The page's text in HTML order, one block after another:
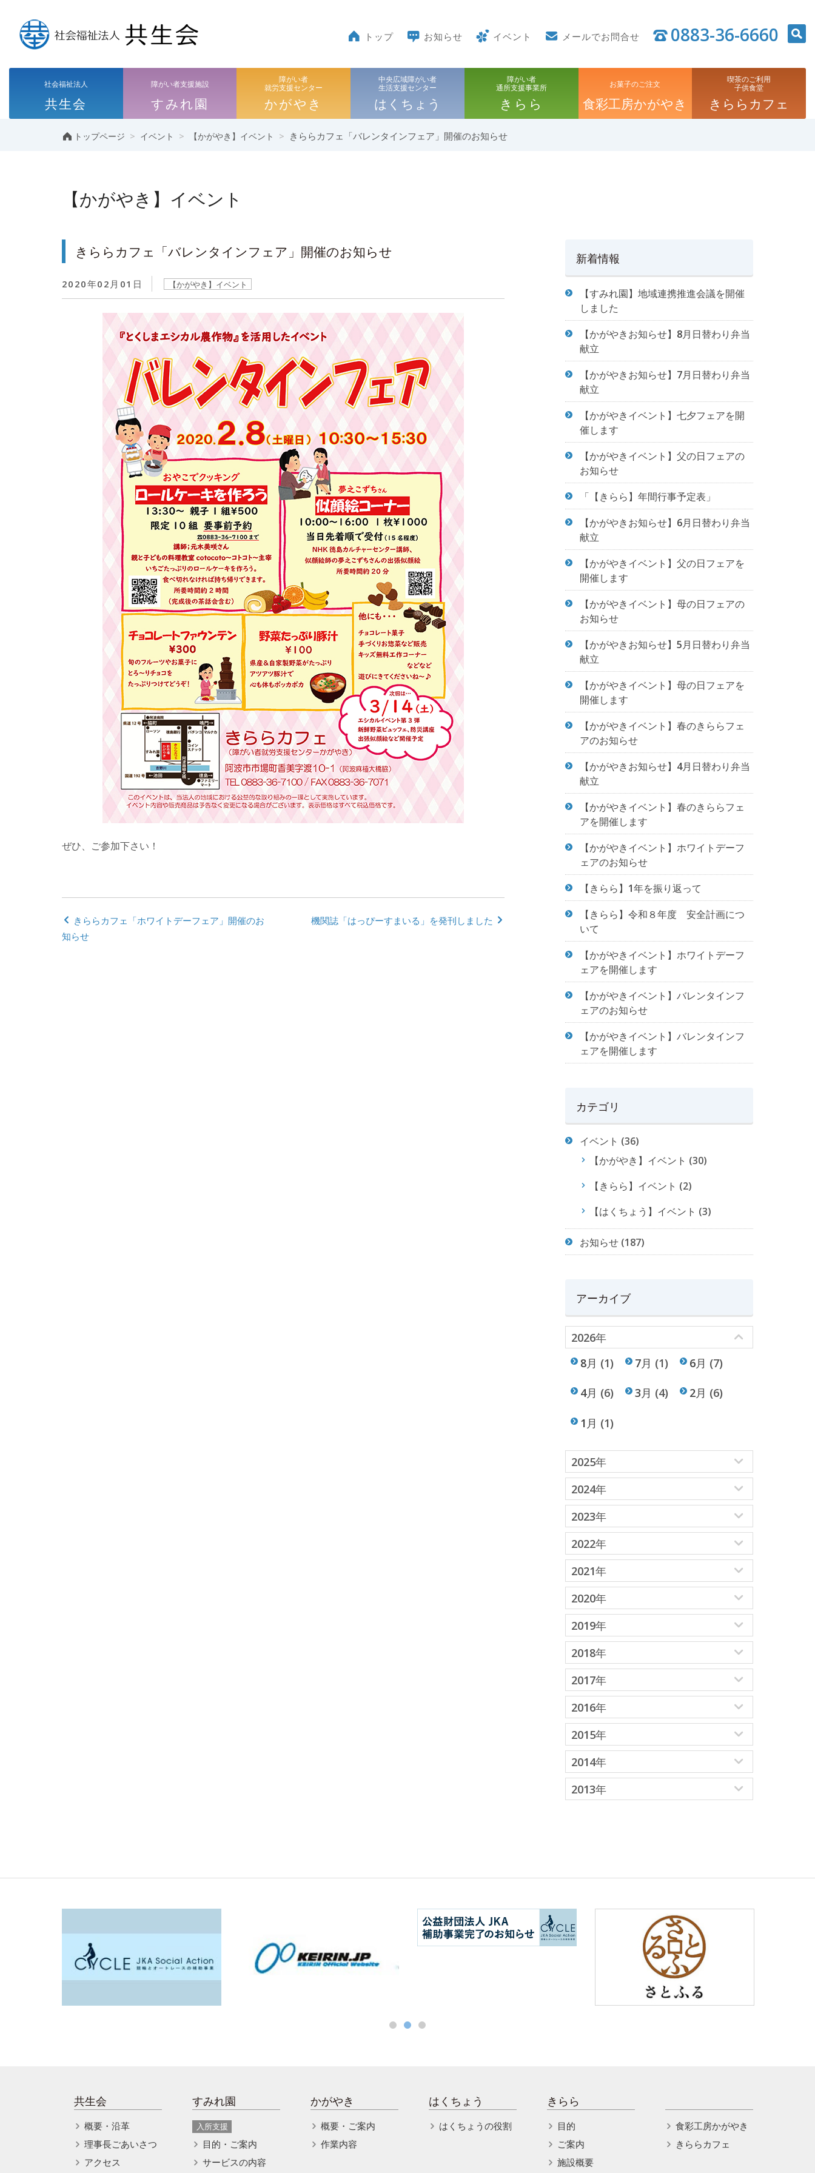
トップ お知らせ イベント メールでお問合せ 0883-36-6660
社会福祉法人
共生会
障がい者支援施設
すみれ園
障がい者
就労支援センター
かがやき
中央広域障がい者
生活支援センター
はくちょう
障がい者
通所支援事業所
きらら
お菓子のご注文
食彩工房かがやき
喫茶のご利用
子供食堂
きららカフェ
トップページ > イベント > 【かがやき】イベント > きららカフェ「バレンタインフェア」開催のお知らせ
【かがやき】イベント
きららカフェ「バレンタインフェア」開催のお知らせ
2020年02月01日 【かがやき】イベント
ぜひ、ご参加下さい！
きららカフェ「ホワイトデーフェア」開催のお
知らせ
機関誌「はっぴーすまいる」を発刊しました
新着情報
【すみれ園】地域連携推進会議を開催
しました
【かがやきお知らせ】8月日替わり弁当
献立
【かがやきお知らせ】7月日替わり弁当
献立
【かがやきイベント】七夕フェアを開
催します
【かがやきイベント】父の日フェアの
お知らせ
「【きらら】年間行事予定表」
【かがやきお知らせ】6月日替わり弁当
献立
【かがやきイベント】父の日フェアを
開催します
【かがやきイベント】母の日フェアの
お知らせ
【かがやきお知らせ】5月日替わり弁当
献立
【かがやきイベント】母の日フェアを
開催します
【かがやきイベント】春のきららフェ
アのお知らせ
【かがやきお知らせ】4月日替わり弁当
献立
【かがやきイベント】春のきららフェ
アを開催します
【かがやきイベント】ホワイトデーフ
ェアのお知らせ
【きらら】1年を振り返って
【きらら】令和８年度 安全計画につ
いて
【かがやきイベント】ホワイトデーフ
ェアを開催します
【かがやきイベント】バレンタインフ
ェアのお知らせ
【かがやきイベント】バレンタインフ
ェアを開催します
カテゴリ
イベント (36)
【かがやき】イベント (30)
【きらら】イベント (2)
【はくちょう】イベント (3)
お知らせ (187)
アーカイブ
2026年
8月 (1) 7月 (1) 6月 (7)
4月 (6) 3月 (4) 2月 (6)
1月 (1)
2025年
2024年
2023年
2022年
2021年
2020年
2019年
2018年
2017年
2016年
2015年
2014年
2013年
共生会
概要・沿革
理事長ごあいさつ
アクセス
すみれ園
入所支援
目的・ご案内
サービスの内容
かがやき
概要・ご案内
作業内容
はくちょう
はくちょうの役割
きらら
目的
ご案内
施設概要
食彩工房かがやき
きららカフェ